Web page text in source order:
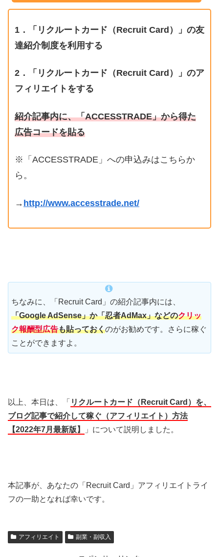
1．「リクルートカード（Recruit Card）」の友
達紹介制度を利用する
2．「リクルートカード（Recruit Card）」 のア
フィリエイトをする
紹介記事内に、「ACCESSTRADE」から得た
広告コードを貼る
※「ACCESSTRADE」への申込みはこちらか
ら。
→ http://www.accesstrade.net/
ちなみに、「Recruit Card」の紹介記事内には、
「Google AdSense」か「忍者AdMax」などのクリッ
ク報酬型広告も貼っておくのがお勧めです。さらに稼ぐ
ことができますよ。
以上、本日は、「 リクルートカード（Recruit Card）を、
ブログ記事で紹介して稼ぐ（アフィリエイト）方法
【2022年7月最新版】
」について説明しました。
本記事が、あなたの「Recruit Card」アフィリエイトライ
フの一助となれば幸いです。
アフィリエイト 副業・副収入